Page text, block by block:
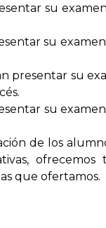
su
su
presentar su
su
de los
que ofertamos.